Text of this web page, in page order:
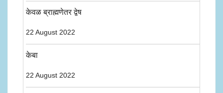
केवळ ब्राह्मणेतर द्वेष
22 August 2022
केबा
22 August 2022